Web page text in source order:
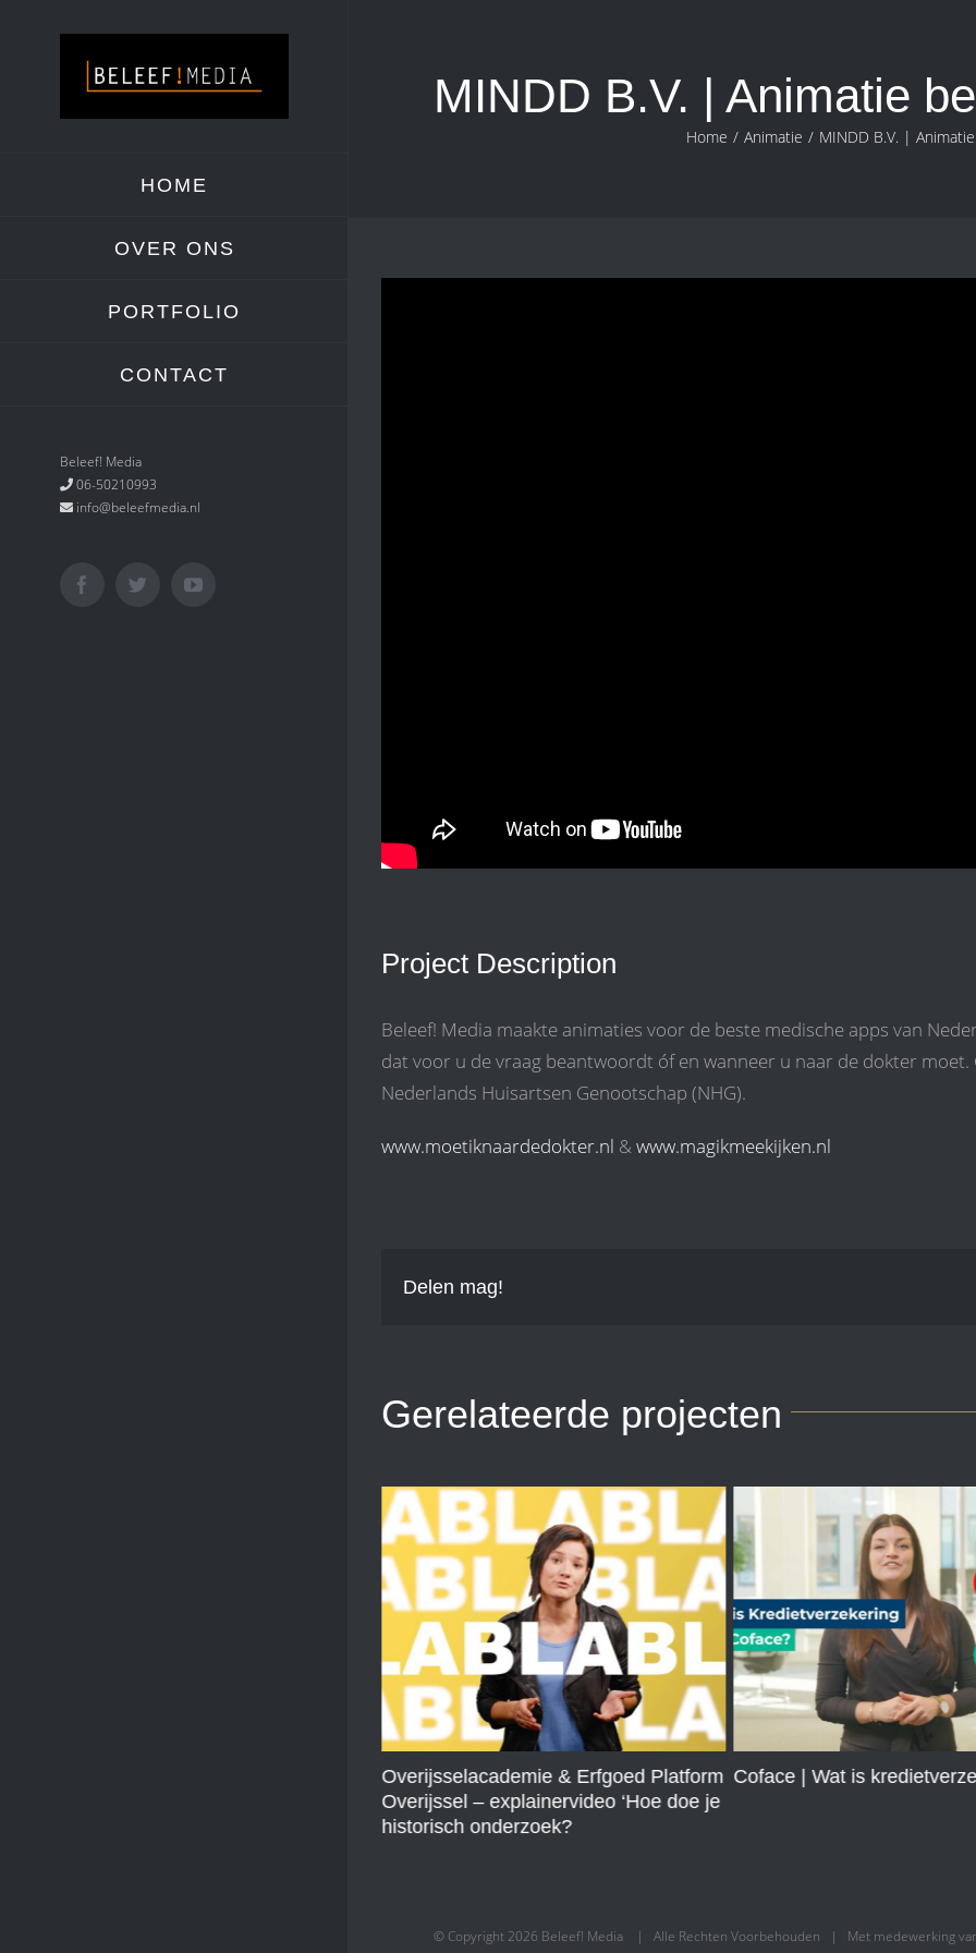
HOME
OVER ONS
PORTFOLIO
CONTACT
Beleef! Media
06-50210993
info@beleefmedia.nl
FacebookTwitterYouTube
MINDD B.V. | Animatie
Home / Animatie / MINDD B.V. |
Project Description
Beleef! Media maakte animaties voor de beste medische apps van
dat voor u de vraag beantwoordt óf en wanneer u naar de dokter
Nederlands Huisartsen Genootschap (NHG).
www.moetiknaardedokter.nl &www.magikmeekijken.nl
Delen mag!
Gerelateerde projecten
Overijsselacademie & Erfgoed Platform
Overijssel – explainervideo ‘Hoe doe je
historisch onderzoek?
Coface | Wat is
© Copyright 2026 Beleef! Media | Alle Rechten Voorbehouden | Met medewerking